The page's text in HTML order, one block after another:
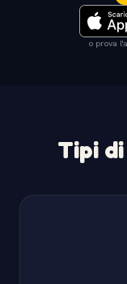
o prova
Tipi